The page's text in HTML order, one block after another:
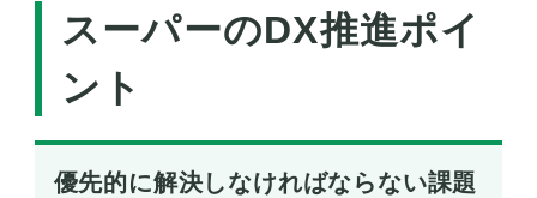
スーパーのDX推進ポイ
ント
優先的に解決しなければならない課題